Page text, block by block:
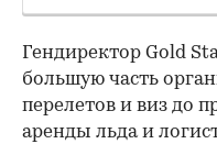
Гендиректор Gold
большую часть
перелетов и виз до
аренды льда и